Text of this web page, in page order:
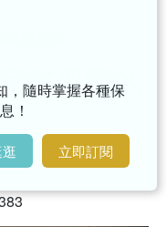
整保障的
，隨時掌握各種保
！
立即訂閱